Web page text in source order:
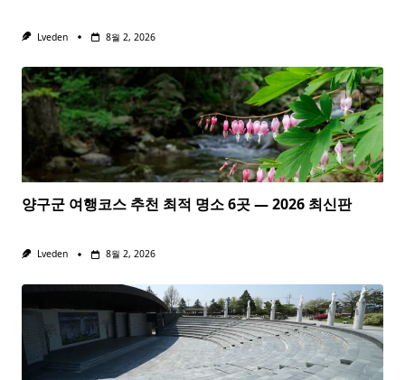
Lveden 8월 2, 2026
양구군 여행코스 추천 최적 명소 6곳 — 2026 최신판
Lveden 8월 2, 2026